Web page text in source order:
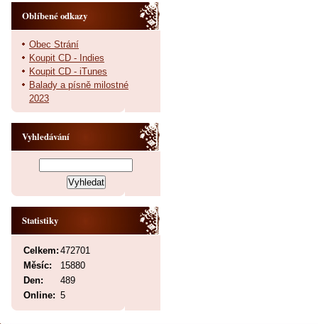
Oblíbené odkazy
Obec Strání
Koupit CD - Indies
Koupit CD - iTunes
Balady a písně milostné
2023
Vyhledávání
Statistiky
Online: 5
Celkem: 472701
Měsíc:
15880
Den:
489